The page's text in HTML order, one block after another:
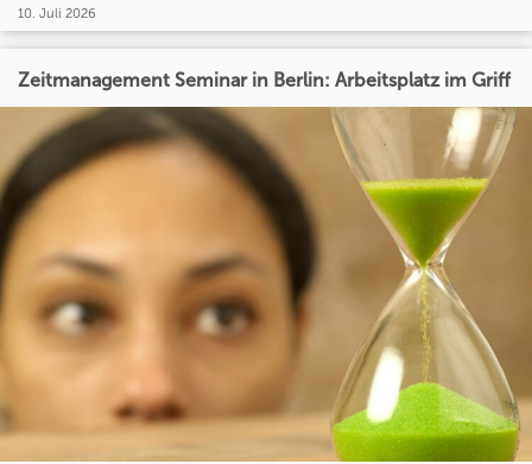
10. Juli 2026
Zeitmanagement Seminar in Berlin: Arbeitsplatz im Griff